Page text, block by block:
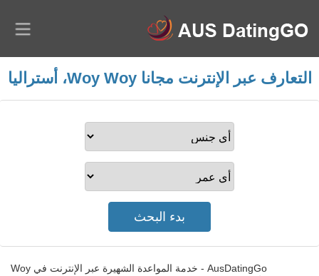
التعارف عبر الإنترنت مجانا Woy Woy، أستراليا
AusDatingGo - خدمة المواعدة الشهيرة عبر الإنترنت في Woy